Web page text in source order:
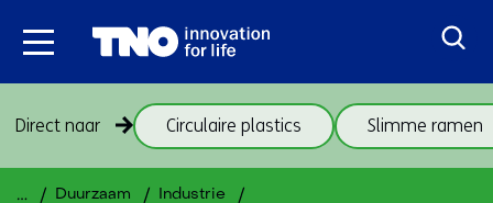
Ga
Sla
navigatie
Direct naar Circulaire plastics Slimme ramen
Duurzaam Industrie